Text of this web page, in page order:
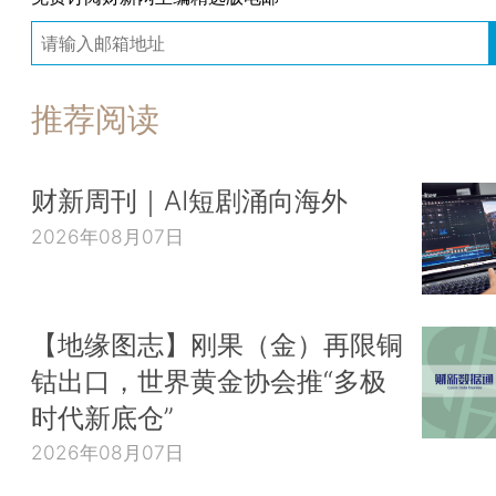
推荐阅读
财新周刊｜AI短剧涌向海外
2026年08月07日
【地缘图志】刚果（金）再限铜
钴出口，世界黄金协会推“多极
时代新底仓”
2026年08月07日